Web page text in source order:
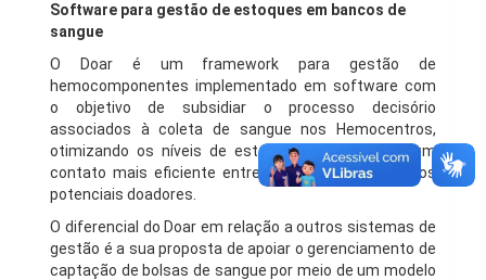
Software para gestão de estoques em bancos de
sangue
O Doar é um framework para gestão de
hemocomponentes implementado em software com
o objetivo de subsidiar o processo decisório
associados à coleta de sangue nos Hemocentros,
otimizando os níveis de estoque e favorecendo um
contato mais eficiente entre estas instituições e os
potenciais doadores.
O diferencial do Doar em relação a outros sistemas de
gestão é a sua proposta de apoiar o gerenciamento de
captação de bolsas de sangue por meio de um modelo